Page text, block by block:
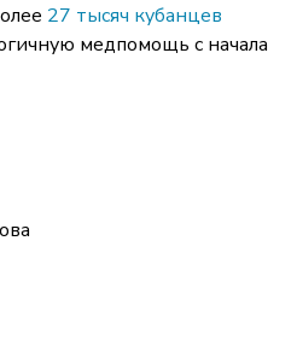
27 тысяч кубанцев
медпомощь с начала